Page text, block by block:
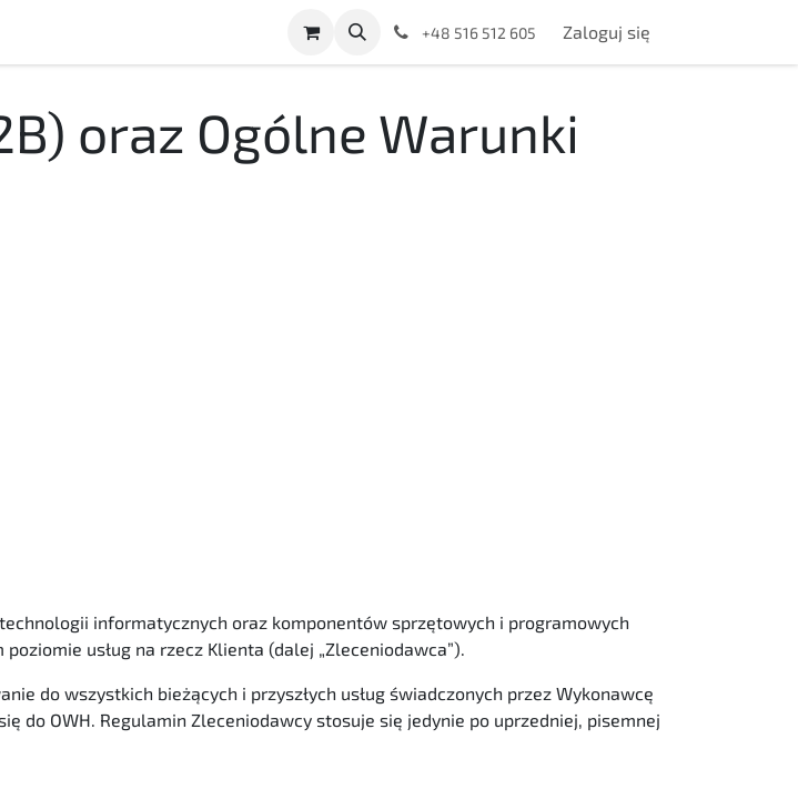
+48 516 512 605 Zaloguj się
oraz Ogólne Warunki
informatycznych oraz komponentów sprzętowych i programowych
usług na rzecz Klienta (dalej „Zleceniodawca”).
do wszystkich bieżących i przyszłych usług świadczonych przez Wykonawcę
do OWH. Regulamin Zleceniodawcy stosuje się jedynie po uprzedniej, pisemnej